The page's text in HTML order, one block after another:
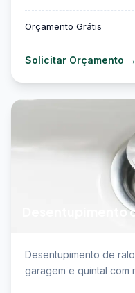
Orçamento Grátis
Solicitar Orçamento →
Desentupimento
Desentupimento de
garagem e quintal com